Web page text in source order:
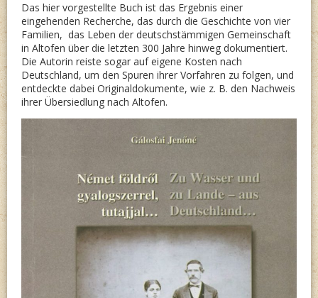
Das hier vorgestellte Buch ist das Ergebnis einer
eingehenden Recherche, das durch die Geschichte von vier
Familien, das Leben der deutschstämmigen Gemeinschaft
in Altofen über die letzten 300 Jahre hinweg dokumentiert.
Die Autorin reiste sogar auf eigene Kosten nach
Deutschland, um den Spuren ihrer Vorfahren zu folgen, und
entdeckte dabei Originaldokumente, wie z. B. den Nachweis
ihrer Übersiedlung nach Altofen.